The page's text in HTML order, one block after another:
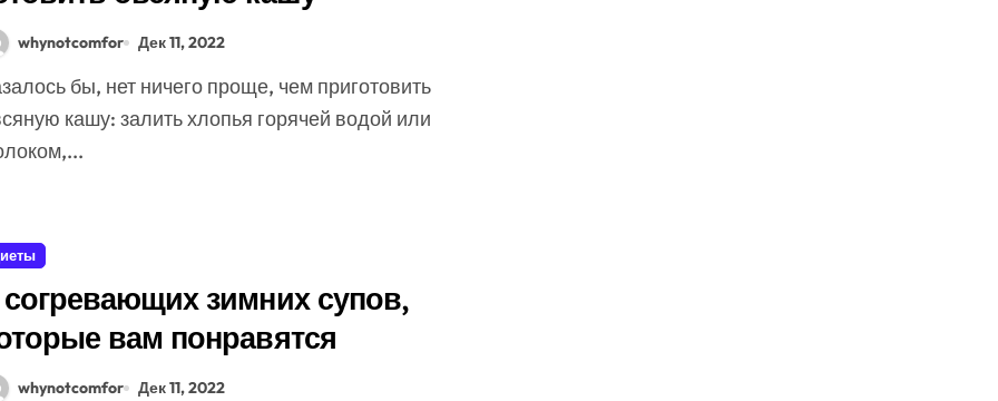
whynotcomfor Дек 11, 2022
кашу: залить хлопья горячей водой или
зимних супов,
вам понравятся
whynotcomfor Дек 11, 2022